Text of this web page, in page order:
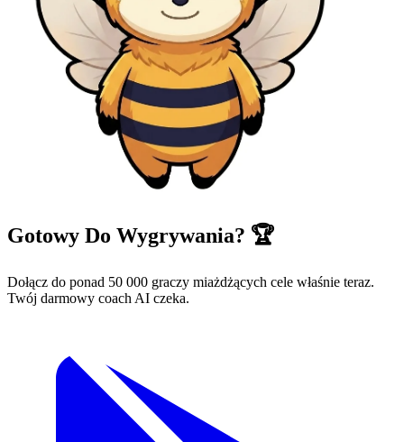
Gotowy Do Wygrywania? 🏆
Dołącz do ponad 50 000 graczy miażdżących cele właśnie teraz.
Twój darmowy coach AI czeka.